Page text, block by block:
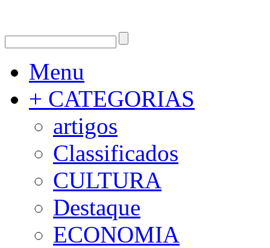
Menu
+ CATEGORIAS
artigos
Classificados
CULTURA
Destaque
ECONOMIA